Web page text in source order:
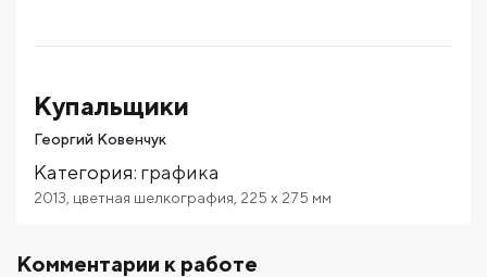
Купальщики
Георгий Ковенчук
Категория: графика
2013 цветная шелкография 225 x 275 мм
Комментарии к работе